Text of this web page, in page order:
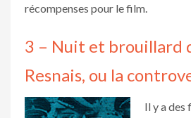
récompenses pour le film.
3 – Nuit et brouillard
Resnais, ou la
Il y a des